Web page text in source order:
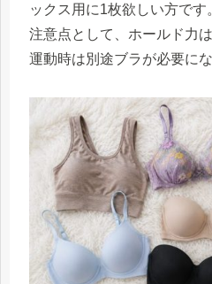
ックス用に1枚欲しい方です
注意点として、ホールド力
運動時は別途ブラが必要にな